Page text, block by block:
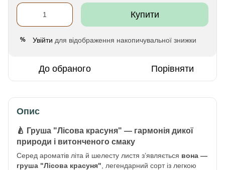
Купити
% Увійти для відображення накопичувальної знижки
До обраного Порівняти
Опис
🍐 Груша "Лісова красуня" — гармонія дикої
природи і витонченого смаку
Серед ароматів літа й шелесту листя з’являється вона —
груша "Лісова красуня" , легендарний сорт із легкою